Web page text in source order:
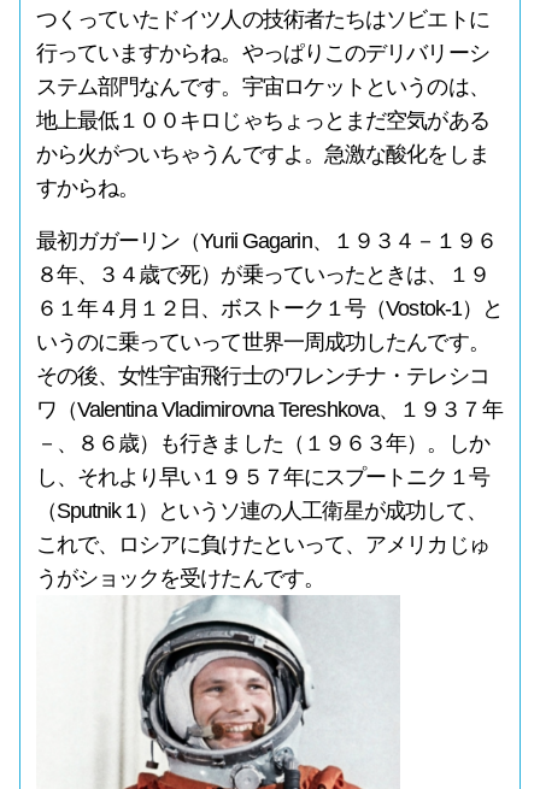
つくっていたドイツ人の技術者たちはソビエトに
行っていますからね。やっぱりこのデリバリーシ
ステム部門なんです。宇宙ロケットというのは、
地上最低１００キロじゃちょっとまだ空気がある
から火がついちゃうんですよ。急激な酸化をしま
すからね。
最初ガガーリン（Yurii Gagarin、１９３４－１９６
８年、３４歳で死）が乗っていったときは、１９
６１年４月１２日、ボストーク１号（Vostok-1）と
いうのに乗っていって世界一周成功したんです。
その後、女性宇宙飛行士のワレンチナ・テレシコ
ワ（Valentina Vladimirovna Tereshkova、１９３７年
－、８６歳）も行きました（１９６３年）。しか
し、それより早い１９５７年にスプートニク１号
（Sputnik 1）というソ連の人工衛星が成功して、
これで、ロシアに負けたといって、アメリカじゅ
うがショックを受けたんです。